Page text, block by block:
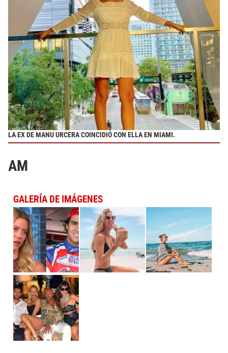
LA EX DE MANU URCERA COINCIDIÓ CON ELLA EN MIAMI.
AM
GALERÍA DE IMÁGENES